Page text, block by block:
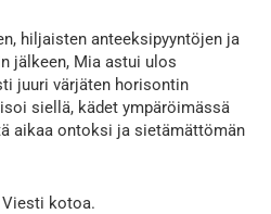
hiljaisten anteeksipyyntöjen ja
jälkeen, Mia astui ulos
juuri värjäten horisontin
siellä, kädet ympäröimässä
aikaa ontoksi ja sietämättömän
Viesti kotoa.